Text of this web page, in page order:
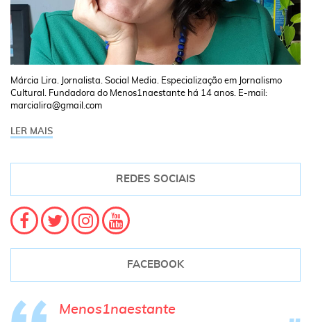
Márcia Lira. Jornalista. Social Media. Especialização em Jornalismo
Cultural. Fundadora do Menos1naestante há 14 anos. E-mail:
marcialira@gmail.com
LER MAIS
REDES SOCIAIS
FACEBOOK
Menos1naestante